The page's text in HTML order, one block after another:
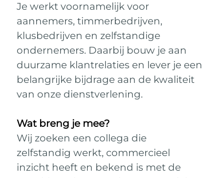
Je werkt voornamelijk voor
aannemers, timmerbedrijven,
klusbedrijven en zelfstandige
ondernemers. Daarbij bouw je aan
duurzame klantrelaties en lever je een
belangrijke bijdrage aan de kwaliteit
van onze dienstverlening.
Wat breng je mee?
Wij zoeken een collega die
zelfstandig werkt, commercieel
inzicht heeft en bekend is met de